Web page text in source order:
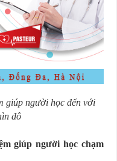
giúp người học đến với
đô
giúp người học chạm